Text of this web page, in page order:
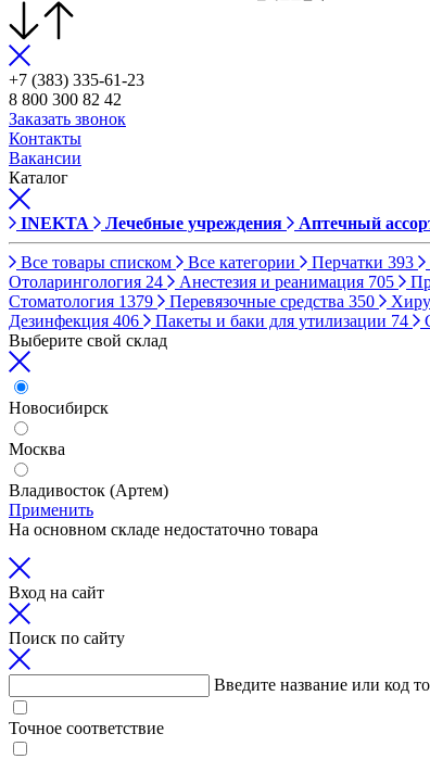
+7 (383) 335-61-23
8 800 300 82 42
Заказать звонок
Контакты
Вакансии
Каталог
INEKTA Лечебные учреждения Аптечный
Все товары списком Все категории Перчатки 393
Отоларингология 24 Анестезия и реанимация 705
Стоматология 1379 Перевязочные средства 350
Дезинфекция 406 Пакеты и баки для утилизации 74
Выберите свой склад
Новосибирск
Москва
Владивосток (Артем)
Применить
На основном складе недостаточно товара
Вход на сайт
Поиск по сайту
Введите название или код
Точное соответствие